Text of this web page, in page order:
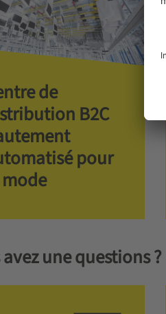
de
B2C
pour
une questions ?